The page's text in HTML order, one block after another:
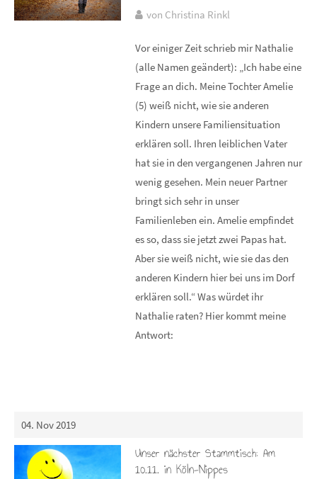
von Christina Rinkl
Vor einiger Zeit schrieb mir Nathalie
(alle Namen geändert): „Ich habe eine
Frage an dich. Meine Tochter Amelie
(5) weiß nicht, wie sie anderen
Kindern unsere Familiensituation
erklären soll. Ihren leiblichen Vater
hat sie in den vergangenen Jahren nur
wenig gesehen. Mein neuer Partner
bringt sich sehr in unser
Familienleben ein. Amelie empfindet
es so, dass sie jetzt zwei Papas hat.
Aber sie weiß nicht, wie sie das den
anderen Kindern hier bei uns im Dorf
erklären soll.“ Was würdet ihr
Nathalie raten? Hier kommt meine
Antwort:
04. Nov 2019
Unser nächster Stammtisch: Am
10.11. in Köln-Nippes